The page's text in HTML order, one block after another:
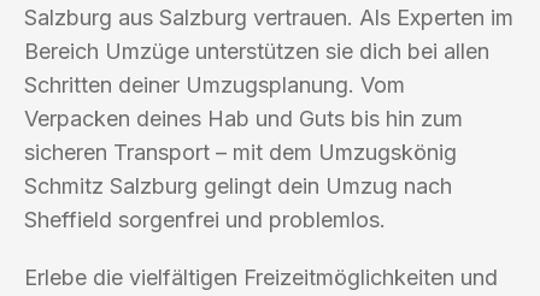
Salzburg aus Salzburg vertrauen. Als Experten im
Bereich Umzüge unterstützen sie dich bei allen
Schritten deiner Umzugsplanung. Vom
Verpacken deines Hab und Guts bis hin zum
sicheren Transport – mit dem Umzugskönig
Schmitz Salzburg gelingt dein Umzug nach
Sheffield sorgenfrei und problemlos.
Erlebe die vielfältigen Freizeitmöglichkeiten und